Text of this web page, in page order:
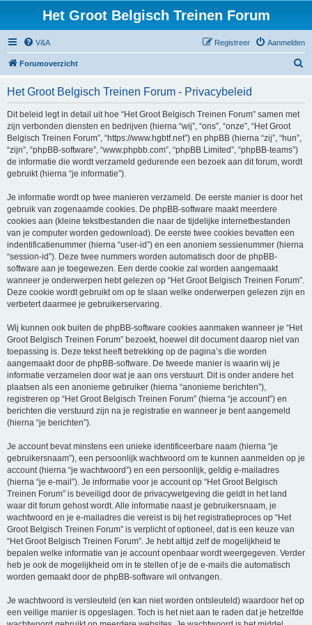
Het Groot Belgisch Treinen Forum
V&A Aanmelden
Registreer
Forumoverzicht
Het Groot Belgisch Treinen Forum - Privacybeleid
Dit beleid legt in detail uit hoe “Het Groot Belgisch Treinen Forum” samen met
zijn verbonden diensten en bedrijven (hierna “wij”, “ons”, “onze”, “Het Groot
Belgisch Treinen Forum”, “https://www.hgbtf.net”) en phpBB (hierna “zij”, “hun”,
“zijn”, “phpBB-software”, “www.phpbb.com”, “phpBB Limited”, “phpBB-teams”)
de informatie die wordt verzameld gedurende een bezoek aan dit forum, wordt
gebruikt (hierna “je informatie”).
Je informatie wordt op twee manieren verzameld. De eerste manier is door het
gebruik van zogenaamde cookies. De phpBB-software maakt meerdere
cookies aan (kleine tekstbestanden die naar de tijdelijke internetbestanden
van je computer worden gedownload). De eerste twee cookies bevatten een
indentificatienummer (hierna “user-id”) en een anoniem sessienummer (hierna
“session-id”). Deze twee nummers worden automatisch door de phpBB-
software aan je toegewezen. Een derde cookie zal worden aangemaakt
wanneer je onderwerpen hebt gelezen op “Het Groot Belgisch Treinen Forum”.
Deze cookie wordt gebruikt om op te slaan welke onderwerpen gelezen zijn en
verbetert daarmee je gebruikerservaring.
Wij kunnen ook buiten de phpBB-software cookies aanmaken wanneer je “Het
Groot Belgisch Treinen Forum” bezoekt, hoewel dit document daarop niet van
toepassing is. Deze tekst heeft betrekking op de pagina’s die worden
aangemaakt door de phpBB-software. De tweede manier is waarin wij je
informatie verzamelen door wat je aan ons verstuurt. Dit is onder andere het
plaatsen als een anonieme gebruiker (hierna “anonieme berichten”),
registreren op “Het Groot Belgisch Treinen Forum” (hierna “je account”) en
berichten die verstuurd zijn na je registratie en wanneer je bent aangemeld
(hierna “je berichten”).
Je account bevat minstens een unieke identificeerbare naam (hierna “je
gebruikersnaam”), een persoonlijk wachtwoord om te kunnen aanmelden op je
account (hierna “je wachtwoord”) en een persoonlijk, geldig e-mailadres
(hierna “je e-mail”). Je informatie voor je account op “Het Groot Belgisch
Treinen Forum” is beveiligd door de privacywetgeving die geldt in het land
waar dit forum gehost wordt. Alle informatie naast je gebruikersnaam, je
wachtwoord en je e-mailadres die vereist is bij het registratieproces op “Het
Groot Belgisch Treinen Forum” is verplicht of optioneel, dat is een keuze van
“Het Groot Belgisch Treinen Forum”. Je hebt altijd zelf de mogelijkheid te
bepalen welke informatie van je account openbaar wordt weergegeven. Verder
heb je ook de mogelijkheid om in te stellen of je de e-mails die automatisch
worden gemaakt door de phpBB-software wil ontvangen.
Je wachtwoord is versleuteld (en kan niet worden ontsleuteld) waardoor het op
een veilige manier is opgeslagen. Toch is het niet aan te raden dat je hetzelfde